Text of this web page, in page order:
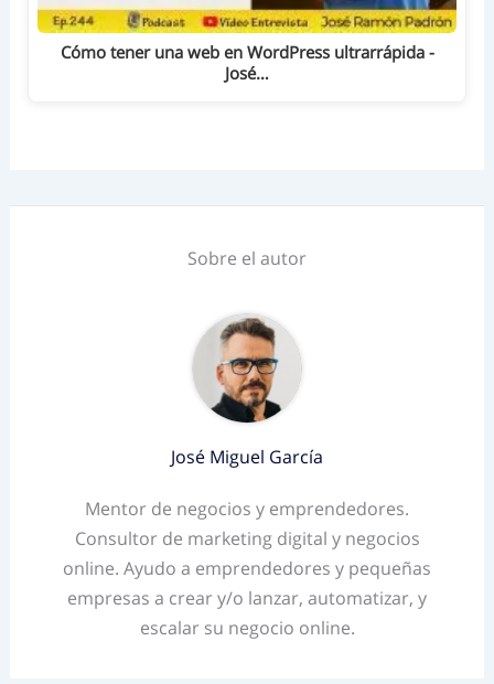
Cómo tener una web en WordPress ultrarrápida -
José…
Sobre el autor
José Miguel García
Mentor de negocios y emprendedores.
Consultor de marketing digital y negocios
online. Ayudo a emprendedores y pequeñas
empresas a crear y/o lanzar, automatizar, y
escalar su negocio online.